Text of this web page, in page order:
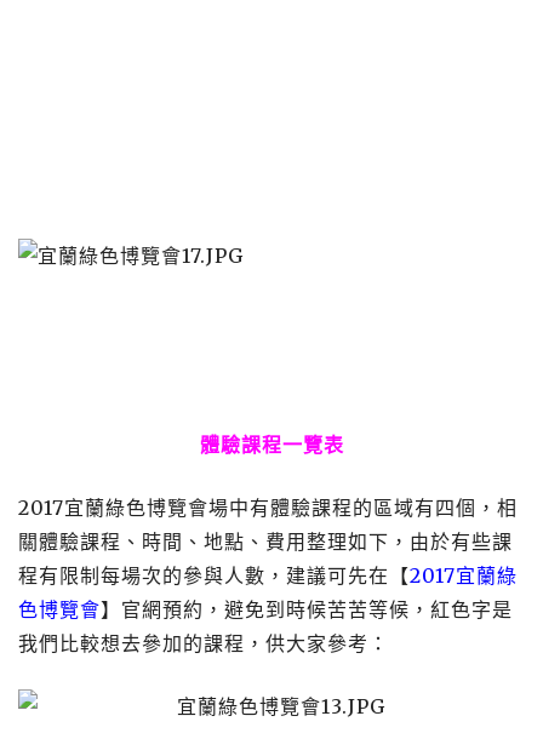
體驗課程一覽表
2017宜蘭綠色博覽會場中有體驗課程的區域有四個，相
關體驗課程、時間、地點、費用整理如下，由於有些課
程有限制每場次的參與人數，建議可先在【2017宜蘭綠
色博覽會】官網預約，避免到時候苦苦等候，紅色字是
我們比較想去參加的課程，供大家參考：